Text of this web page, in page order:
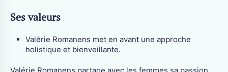
Ses valeurs
Valérie Romanens met en avant une approche
holistique et bienveillante.
Valérie Romanens partage avec les femmes sa passion